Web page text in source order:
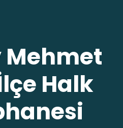
Mehmet
Halk